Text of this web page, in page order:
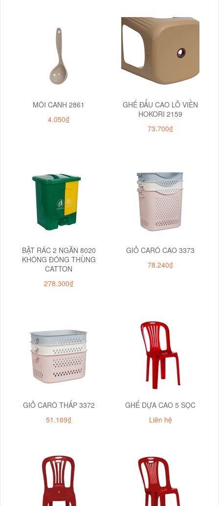
MÔI CANH 2861
4.050₫
GHẾ ĐẨU CAO LỖ VIỀN
HOKORI 2159
73.700₫
BẬT RÁC 2 NGĂN 8020
KHÔNG ĐÓNG THÙNG
CATTON
278.300₫
GIỎ CARÔ CAO 3373
78.240₫
GIỎ CARÔ THẤP 3372
51.169₫
GHẾ DỰA CAO 5 SỌC
Liên hệ